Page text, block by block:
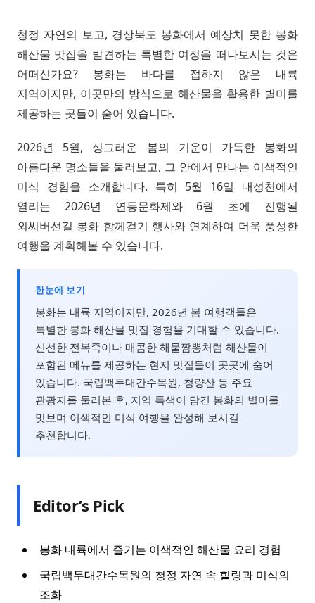
청정 자연의 보고, 경상북도 봉화에서 예상치 못한 봉화
해산물 맛집을 발견하는 특별한 여정을 떠나보시는 것은
어떠신가요? 봉화는 바다를 접하지 않은 내륙
지역이지만, 이곳만의 방식으로 해산물을 활용한 별미를
제공하는 곳들이 숨어 있습니다.
2026년 5월, 싱그러운 봄의 기운이 가득한 봉화의
아름다운 명소들을 둘러보고, 그 안에서 만나는 이색적인
미식 경험을 소개합니다. 특히 5월 16일 내성천에서
열리는 2026년 연등문화제와 6월 초에 진행될
외씨버선길 봉화 함께걷기 행사와 연계하여 더욱 풍성한
여행을 계획해볼 수 있습니다.
한눈에 보기
봉화는 내륙 지역이지만, 2026년 봄 여행객들은
특별한 봉화 해산물 맛집 경험을 기대할 수 있습니다.
신선한 전복죽이나 매콤한 해물짬뽕처럼 해산물이
포함된 메뉴를 제공하는 현지 맛집들이 곳곳에 숨어
있습니다. 국립백두대간수목원, 청량산 등 주요
관광지를 둘러본 후, 지역 특색이 담긴 봉화의 별미를
맛보며 이색적인 미식 여행을 완성해 보시길
추천합니다.
Editor’s Pick
봉화 내륙에서 즐기는 이색적인 해산물 요리 경험
국립백두대간수목원의 청정 자연 속 힐링과 미식의
조화